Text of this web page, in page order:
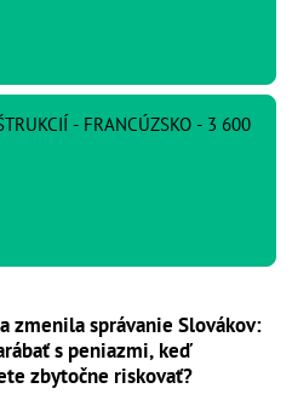
- FRANCÚZSKO - 3 600
zmenila správanie Slovákov:
s peniazmi, keď
zbytočne riskovať?